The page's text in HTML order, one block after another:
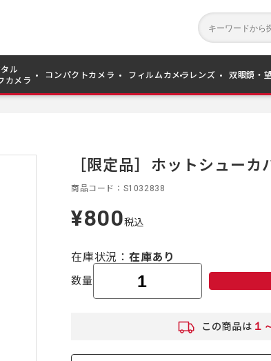
ル
カメラ
コンパクトカメラ フィルムカメラ レンズ 双眼鏡・
［限定品］ホットシューカ
商品コード S1032838
定
価
¥800税込
在庫状況 在庫あり
数量
この商品は １